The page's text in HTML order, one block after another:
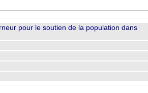
pour le soutien de la population dans